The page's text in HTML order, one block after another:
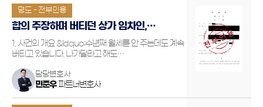
명도 - 전부인용
합의 주장하며 버티던 상가 임차인,
대법원까지 가서 끝낸 명도소송
1. 사건의 개요 &ldquo;수년째 월세를 안 주는데도 계속
버티고 있습니다. 나가달라고 해도
임대하여 주었고, 임차인은 그곳에서 노래방을 운영
중이었습니다. 처음에는 정상적인 임대차관계였지만,
점점 월세 지급이 지연되더니 결국…
담당변호사
민준우파트너변호사